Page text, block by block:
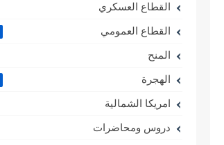
القطاع العسكري
القطاع العمومي
المنح
الهجرة
امريكا الشمالية
دروس ومحاضرات